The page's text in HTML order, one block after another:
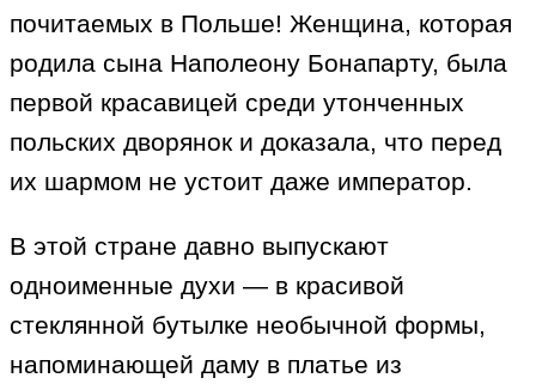
почитаемых в Польше! Женщина, которая
родила сына Наполеону Бонапарту, была
первой красавицей среди утонченных
польских дворянок и доказала, что перед
их шармом не устоит даже император.
В этой стране давно выпускают
одноименные духи — в красивой
стеклянной бутылке необычной формы,
напоминающей даму в платье из